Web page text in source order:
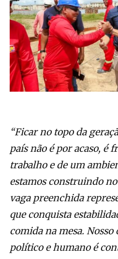
“Ficar no topo da
país não é por acaso, é
trabalho e de um
estamos construindo
vaga preenchida
que conquista
comida na mesa.
político e humano é